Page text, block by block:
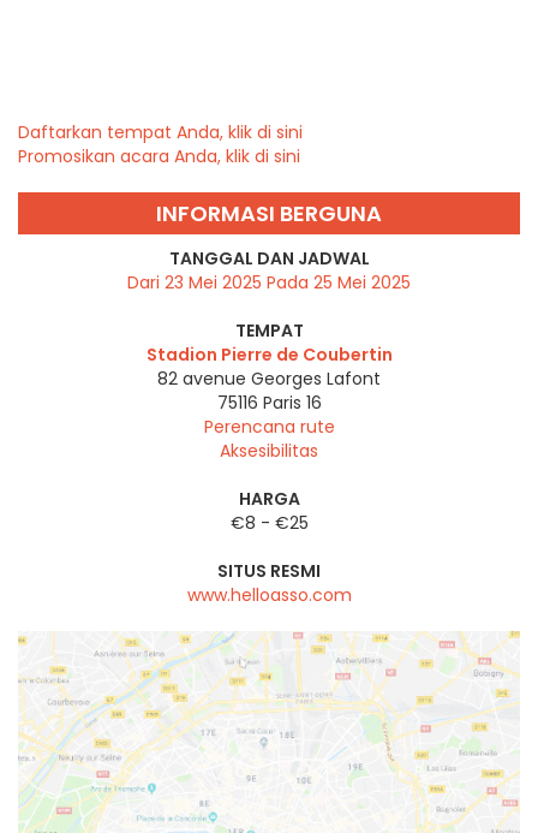
Daftarkan tempat Anda, klik di sini
Promosikan acara Anda, klik di sini
INFORMASI BERGUNA
TANGGAL DAN JADWAL
Dari 23 Mei 2025 Pada 25 Mei 2025
TEMPAT
Stadion Pierre de Coubertin
82 avenue Georges Lafont
75116 Paris 16
Perencana rute
Aksesibilitas
HARGA
€8 - €25
SITUS RESMI
www.helloasso.com